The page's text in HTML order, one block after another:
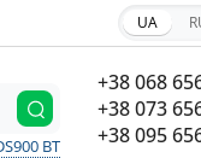
UA
+38 068
+38 073
+38 095
BT